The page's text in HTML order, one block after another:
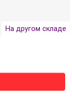
На другом складе